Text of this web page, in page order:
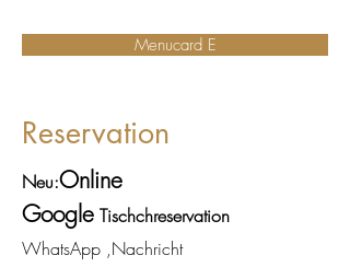
Menucard E
Reservation
Neu:Online
Google Tischchreservation
WhatsApp ,Nachricht